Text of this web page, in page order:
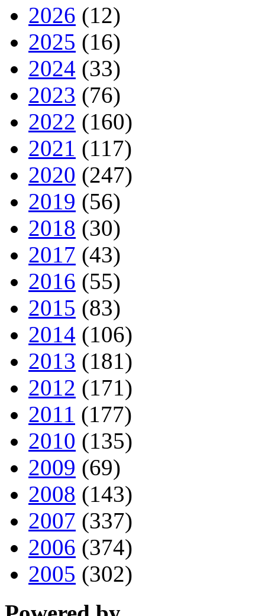
2026 (12)
2025 (16)
2024 (33)
2023 (76)
2022 (160)
2021 (117)
2020 (247)
2019 (56)
2018 (30)
2017 (43)
2016 (55)
2015 (83)
2014 (106)
2013 (181)
2012 (171)
2011 (177)
2010 (135)
2009 (69)
2008 (143)
2007 (337)
2006 (374)
2005 (302)